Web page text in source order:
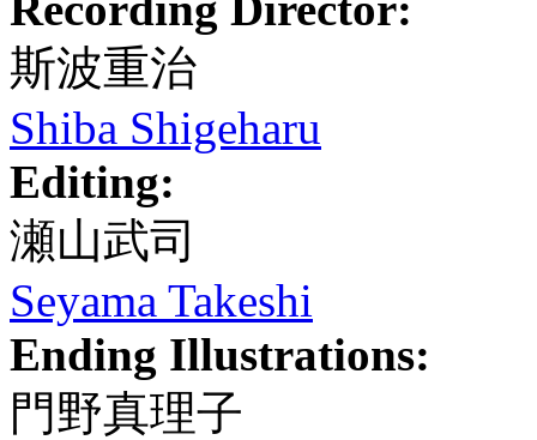
斯波重治
Shiba Shigeharu
Editing:
瀬山武司
Seyama Takeshi
Ending Illustrations:
門野真理子